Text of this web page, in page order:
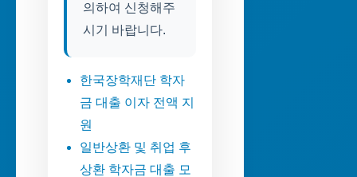
의하여 신청해주
시기 바랍니다.
한국장학재단 학자
금 대출 이자 전액 지
원
일반상환 및 취업 후
상환 학자금 대출 모